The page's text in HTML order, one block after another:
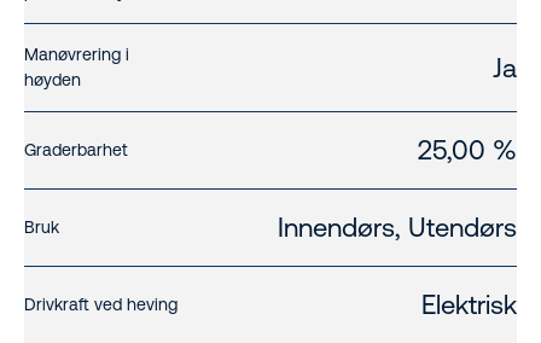
Manøvrering i
høyden
Ja
Graderbarhet 25,00 %
Bruk Innendørs, Utendørs
Drivkraft ved heving Elektrisk